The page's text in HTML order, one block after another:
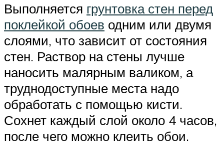
Выполняется грунтовка стен перед
поклейкой обоев одним или двумя
слоями, что зависит от состояния
стен. Раствор на стены лучше
наносить малярным валиком, а
труднодоступные места надо
обработать с помощью кисти.
Сохнет каждый слой около 4 часов,
после чего можно клеить обои.